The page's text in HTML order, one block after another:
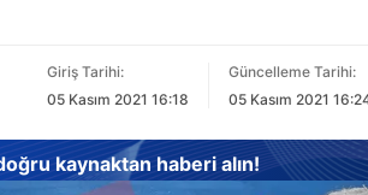
Giriş Tarihi:
05 Kasım 2021 16:18
Güncelleme Tarihi:
05 Kasım 2021
kaynaktan haberi alın!